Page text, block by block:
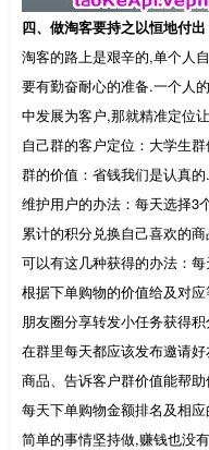
四、做淘客要持之以恒地付出
淘客的路上是艰辛的,单个人
要有勤奋耐心的准备.一个人
中发展为客户,那就精准定位
自己群的客户定位：大学生
群的价值：省钱我们是认真的.
维护用户的办法：每天选择3
累计的积分兑换自己喜欢的
可以有这几种获得的办法：每
根据下单购物的价值给及对
朋友圈分享转发小任务获得
在群里每天都应该发布邀请
商品、告诉客户群价值能帮
每天下单购物金额排名及相
简单的事情坚持做,赚钱也没